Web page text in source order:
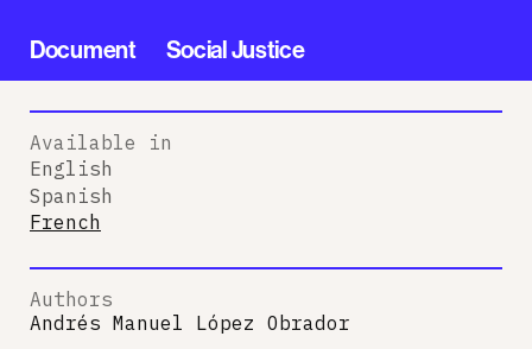
Document Social Justice
Available in
English
Spanish
French
Authors
Andrés Manuel López Obrador